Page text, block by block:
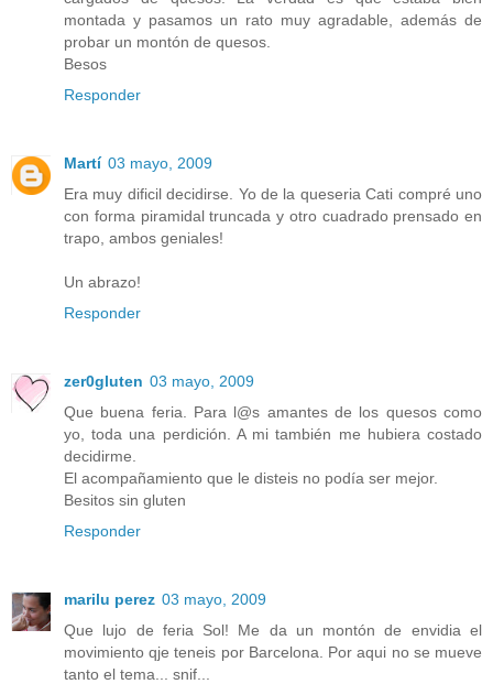
montada y pasamos un rato muy agradable, además de
probar un montón de quesos.
Besos
Responder
Martí 03 mayo, 2009
Era muy dificil decidirse. Yo de la queseria Cati compré uno
con forma piramidal truncada y otro cuadrado prensado en
trapo, ambos geniales!
Un abrazo!
Responder
zer0gluten 03 mayo, 2009
Que buena feria. Para l@s amantes de los quesos como
yo, toda una perdición. A mi también me hubiera costado
decidirme.
El acompañamiento que le disteis no podía ser mejor.
Besitos sin gluten
Responder
marilu perez 03 mayo, 2009
Que lujo de feria Sol! Me da un montón de envidia el
movimiento qje teneis por Barcelona. Por aqui no se mueve
tanto el tema... snif...